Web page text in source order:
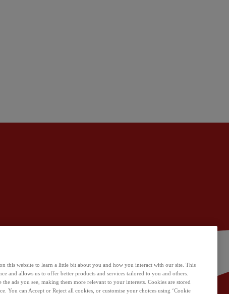
this website to learn a little bit about you and how you interact with our site. This
and allows us to offer better products and services tailored to you and others.
the ads you see, making them more relevant to your interests. Cookies are stored
You can Accept or Reject all cookies, or customise your choices using ‘Cookie